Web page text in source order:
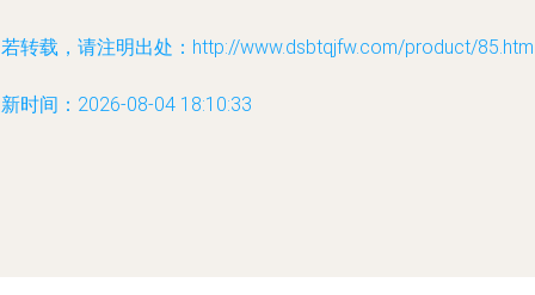
转载，请注明出处：http://www.dsbtqjfw.com/product/
时间：2026-08-04 18:10:33